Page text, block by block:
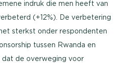
indruk die men heeft van
(+12%). De verbetering
sterkst onder respondenten
tussen Rwanda en
dat de overweging voor